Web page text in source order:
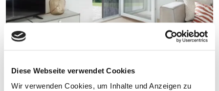
Diese Webseite verwendet Cookies
Wir verwenden Cookies, um Inhalte und Anzeigen zu
Insektenschutz nach Maß
Sobald die warme Jahreszeit beginnt, werden